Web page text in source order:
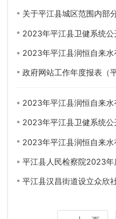
关于平江县城区范围内部分道路命（
2023年平江县卫健系统公开招聘专业技术人员部分岗
2023年平江县润恒自来水有限公司公开招聘
政府网站工作年度报表（
2023年平江县润恒自来水有限公司公开招聘工
2023年平江县卫健系统公开
2023年平江县润恒自来水有限公
平江县人民检察院2023年度公开
平江县汉昌街道设立众欣社区社会稳定